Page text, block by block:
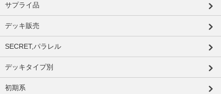
サプライ品
デッキ販売
SECRET,パラレル
デッキタイプ別
初期系